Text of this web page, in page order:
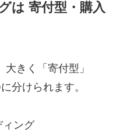
は 寄付型・購入
きく「寄付型」
分けられます。
ィング